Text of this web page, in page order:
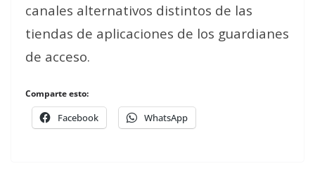
canales alternativos distintos de las
tiendas de aplicaciones de los guardianes
de acceso.
Comparte esto:
Facebook WhatsApp